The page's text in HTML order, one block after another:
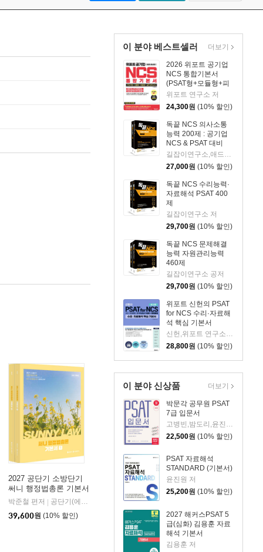
이 분야 베스트셀러
2026 위포트 공기업
NCS 통합기본서
(PSAT형+모듈형+피
듈형+실전 모의고사)
위포트 연구소 저
24,300원 (10% 할인)
독끝 NCS 의사소통
능력 200제 : 공기업
NCS & PSAT 대비
길잡이연구소,애드투 저
27,000원 (10% 할인)
독끝 NCS 수리능력·
자료해석 PSAT 400
제
길잡이연구소 저
29,700원 (10% 할인)
독끝 NCS 문제해결
능력 자원관리능력
460제
길잡이연구소 공저
29,700원 (10% 할인)
위포트 신헌의 PSAT
for NCS 수리·자료해
석 핵심 기본서
신헌,위포트 연구소 공저
28,800원 (10% 할인)
더보기
이 분야 신상품
박문각 공무원 PSAT
7급 입문서
고병빈,밤도리,윤진원 공편저
22,500원 (10% 할인)
PSAT 자료해석
STANDARD (기본서)
윤진원 저
25,200원 (10% 할인)
2027 해커스PSAT 5
급(심화) 김용훈 자료
해석 기본서
김용훈 저
더보기
2027 공단기 소방단기
써니 행정법총론 기본서
박준철 편저
공단기(에스티유니타스)
39,600원 (10% 할인)